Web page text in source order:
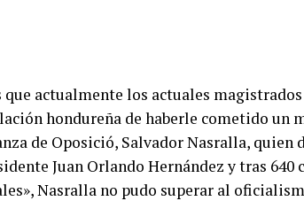
que actualmente los actuales
hondureña de haberle cometido un
de Oposició, Salvador Nasralla, quien
Juan Orlando Hernández y tras
Nasralla no pudo superar al